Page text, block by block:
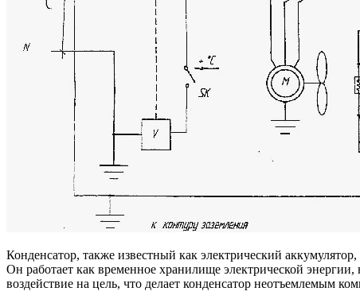
Конденсатор, также известный как электрический
Он работает как временное хранилище электрической
воздействие на цель, что делает конденсатор неотъемлемым